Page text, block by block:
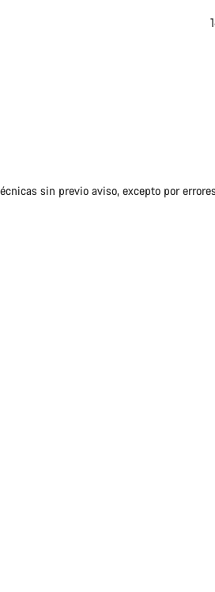
sin previo aviso, excepto por